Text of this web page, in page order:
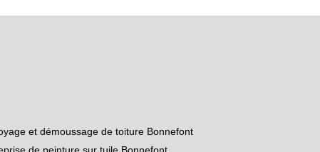
et démoussage de toiture Bonnefont